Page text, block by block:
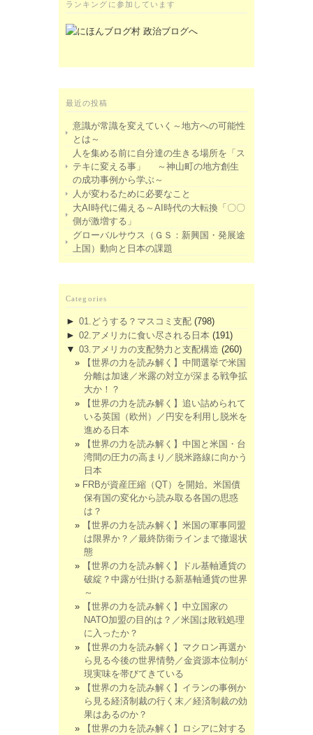
ランキングに参加しています
最近の投稿
意識が常識を変えていく～地方への可能性
とは～
人を集める前に自分達の生きる場所を「ス
テキに変える事」 ～神山町の地方創生
の成功事例から学ぶ～
人が変わるために必要なこと
大AI時代に備える～AI時代の大転換「〇〇
側が激増する」
グローバルサウス（ＧＳ：新興国・発展途
上国）動向と日本の課題
Categories
► 01.どうする？マスコミ支配 (798)
► 02.アメリカに食い尽される日本 (191)
▼ 03.アメリカの支配勢力と支配構造 (260)
【世界の力を読み解く】中間選挙で米国
分離は加速／米露の対立が深まる戦争拡
大か！？
【世界の力を読み解く】追い詰められて
いる英国（欧州）／円安を利用し脱米を
進める日本
【世界の力を読み解く】中国と米国・台
湾間の圧力の高まり／脱米路線に向かう
日本
FRBが資産圧縮（QT）を開始。米国債
保有国の変化から読み取る各国の思惑
は？
【世界の力を読み解く】米国の軍事同盟
は限界か？／最終防衛ラインまで撤退状
態
【世界の力を読み解く】ドル基軸通貨の
破綻？中露が仕掛ける新基軸通貨の世界
～
【世界の力を読み解く】中立国家の
NATO加盟の目的は？／米国は敗戦処理
に入ったか？
【世界の力を読み解く】マクロン再選か
ら見る今後の世界情勢／金資源本位制が
現実味を帯びてきている
【世界の力を読み解く】イランの事例か
ら見る経済制裁の行く末／経済制裁の効
果はあるのか？
【世界の力を読み解く】ロシアに対する